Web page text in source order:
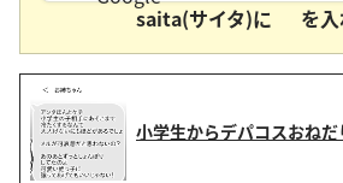
saita(サイタ)に
を
小学生からデパコスおね